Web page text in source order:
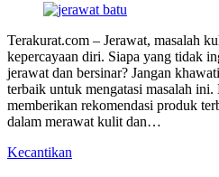
Terakurat.com – Jerawat, masalah
kepercayaan diri. Siapa yang tidak
jerawat dan bersinar? Jangan
terbaik untuk mengatasi masalah
memberikan rekomendasi produk
dalam merawat kulit dan…
Categories
Kecantikan